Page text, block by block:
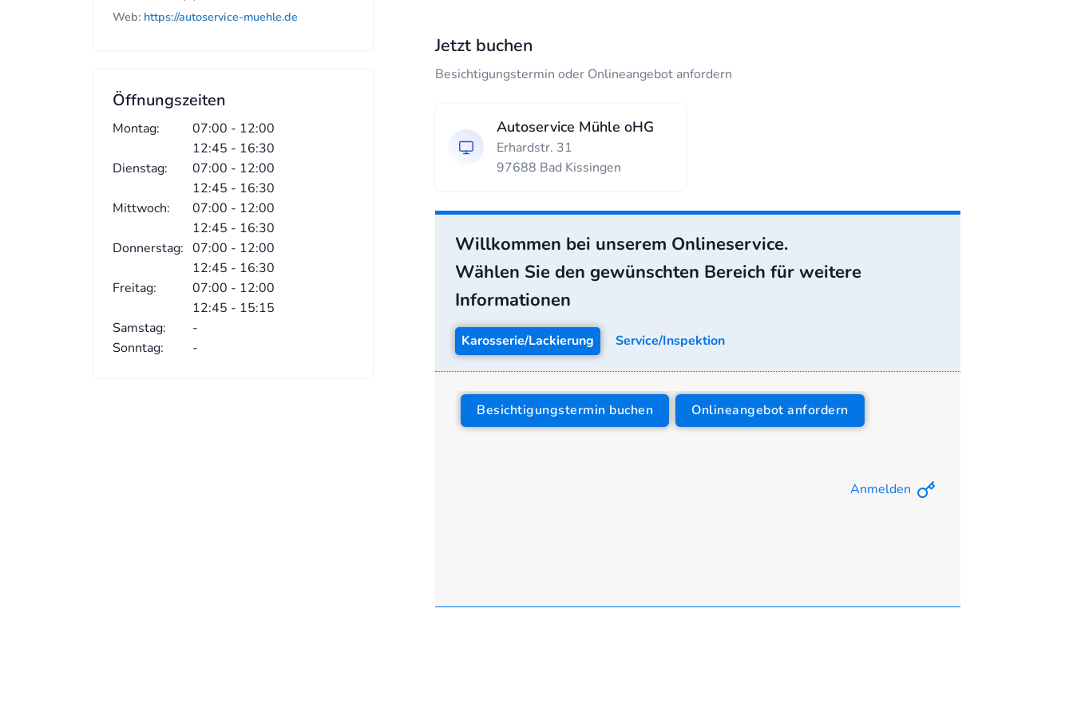
Web: https://autoservice-muehle.de
Öffnungszeiten
Montag:
07:00 - 12:00
12:45 - 16:30
Dienstag:
07:00 - 12:00
12:45 - 16:30
Mittwoch:
07:00 - 12:00
12:45 - 16:30
Donnerstag: 07:00 - 12:00
12:45 - 16:30
Freitag:
07:00 - 12:00
12:45 - 15:15
Samstag:
-
Sonntag:
-
Jetzt buchen
Besichtigungstermin oder Onlineangebot anfordern
Autoservice Mühle oHG
Erhardstr. 31
97688 Bad Kissingen
Willkommen bei unserem Onlineservice.
Wählen Sie den gewünschten Bereich für weitere
Informationen
Karosserie/Lackierung Service/Inspektion
Besichtigungstermin buchen Onlineangebot anfordern
Anmelden